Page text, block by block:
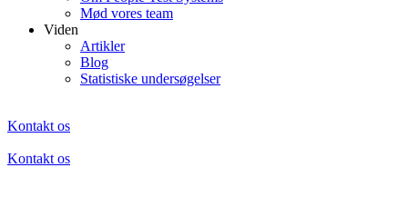
Mød vores team
Viden
Artikler
Blog
Statistiske undersøgelser
Kontakt os
Kontakt os